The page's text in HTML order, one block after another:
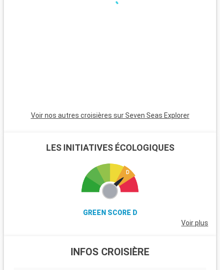
Voir nos autres croisières sur Seven Seas Explorer
LES INITIATIVES ÉCOLOGIQUES
GREEN SCORE D
Voir plus
INFOS CROISIÈRE